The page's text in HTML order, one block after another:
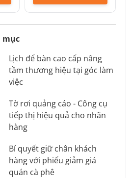
mục
Lịch để bàn cao cấp nâng
tầm thương hiệu tại góc làm
việc
Tờ rơi quảng cáo - Công cụ
tiếp thị hiệu quả cho nhãn
hàng
Bí quyết giữ chân khách
hàng với phiếu giảm giá
quán cà phê